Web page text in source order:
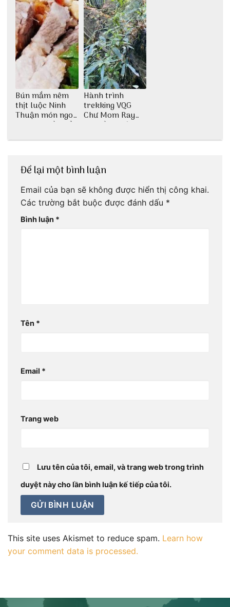
Bún mắm nêm
thịt luộc Ninh
Thuận món ngon
dân dã miền biển
Hành trình
trekking VQG
Chư Mom Ray
tìm về núi rừng
Để lại một bình luận
Email của bạn sẽ không được hiển thị công khai.
Các trường bắt buộc được đánh dấu *
Bình luận *
Tên *
Email *
Trang web
Lưu tên của tôi, email, và trang web trong trình
duyệt này cho lần bình luận kế tiếp của tôi.
This site uses Akismet to reduce spam. Learn how
your comment data is processed.